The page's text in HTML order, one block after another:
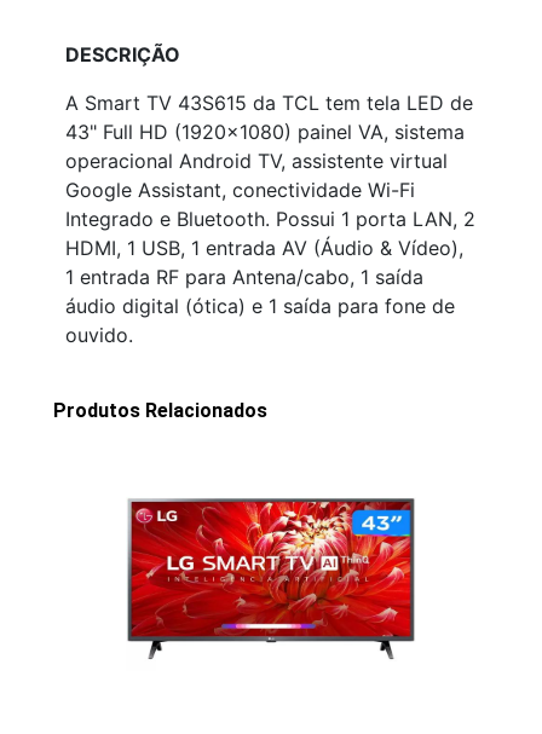
DESCRIÇÃO
A Smart TV 43S615 da TCL tem tela LED de
43" Full HD (1920x1080) painel VA, sistema
operacional Android TV, assistente virtual
Google Assistant, conectividade Wi-Fi
Integrado e Bluetooth. Possui 1 porta LAN, 2
HDMI, 1 USB, 1 entrada AV (Áudio & Vídeo),
1 entrada RF para Antena/cabo, 1 saída
áudio digital (ótica) e 1 saída para fone de
ouvido.
Produtos Relacionados